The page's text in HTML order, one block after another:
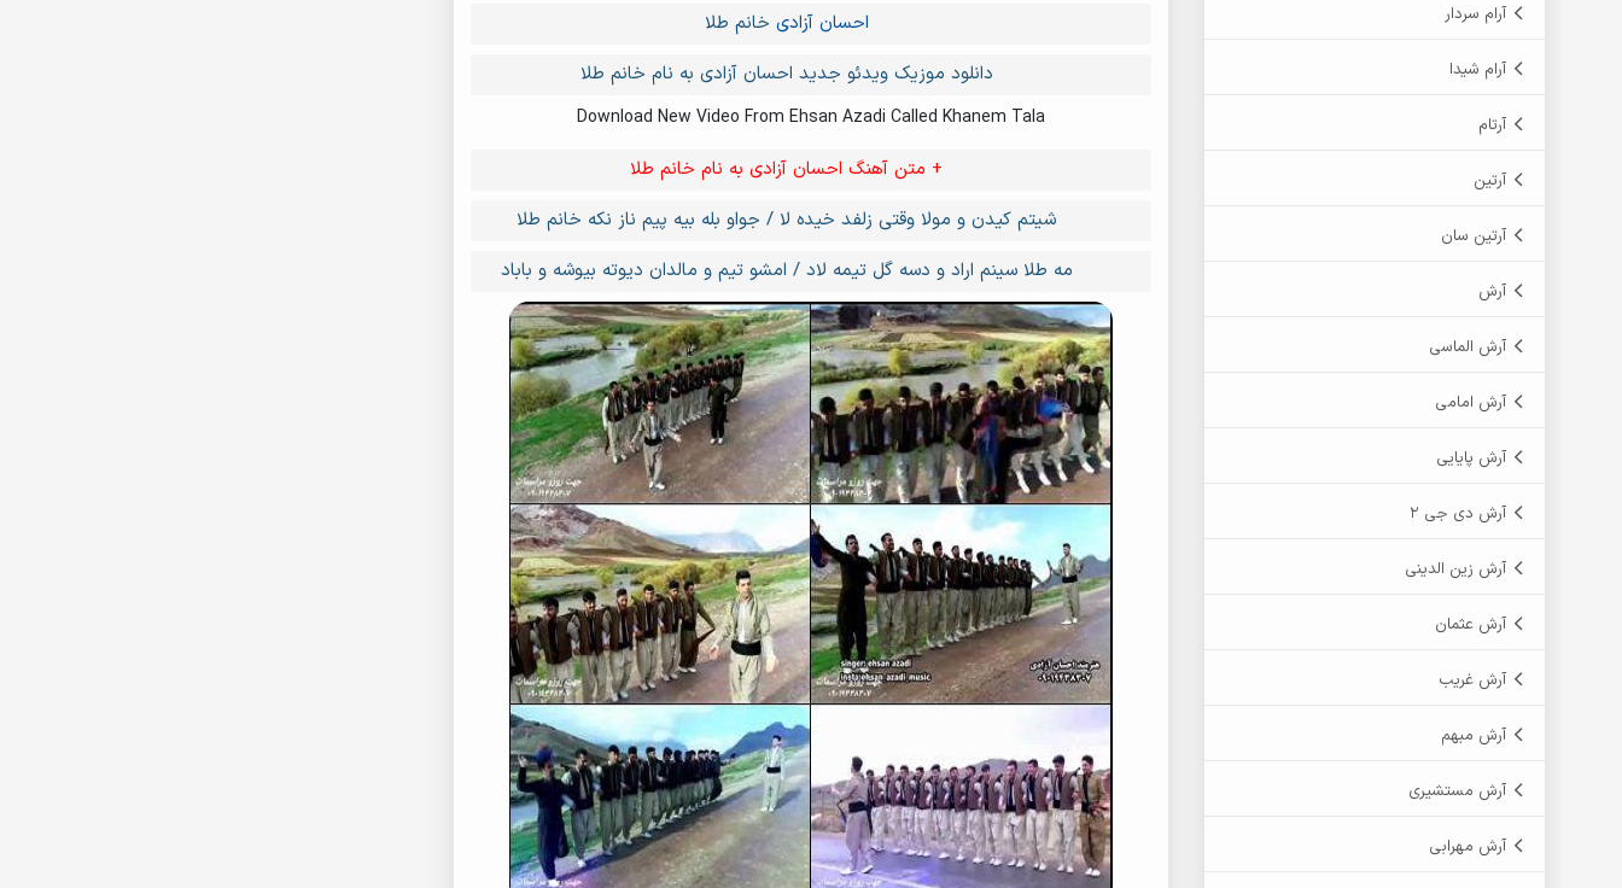
آرام سردار
آرام شیدا
آرتام
آرتین
آرتین سان
آرش
آرش الماسی
آرش امامی
آرش پایایی
آرش دی جی 2
آرش زین الدینی
آرش عثمان
آرش غریب
آرش مبهم
آرش مستشیری
آرش مهرابی
احسان آزادی خانم طلا
دانلود موزیک ویدئو جدید احسان آزادی به نام خانم طلا
Download New Video From Ehsan Azadi Called Khanem Tala
+ متن آهنگ احسان آزادی به نام خانم طلا
شیتم کیدن و مولا وقتی زلفد خیده لا / جواو بله بیه پیم ناز نکه خانم طلا
مه طلا سینم اراد و دسه گل تیمه لاد / امشو تیم و مالدان دیوته بیوشه و باباد